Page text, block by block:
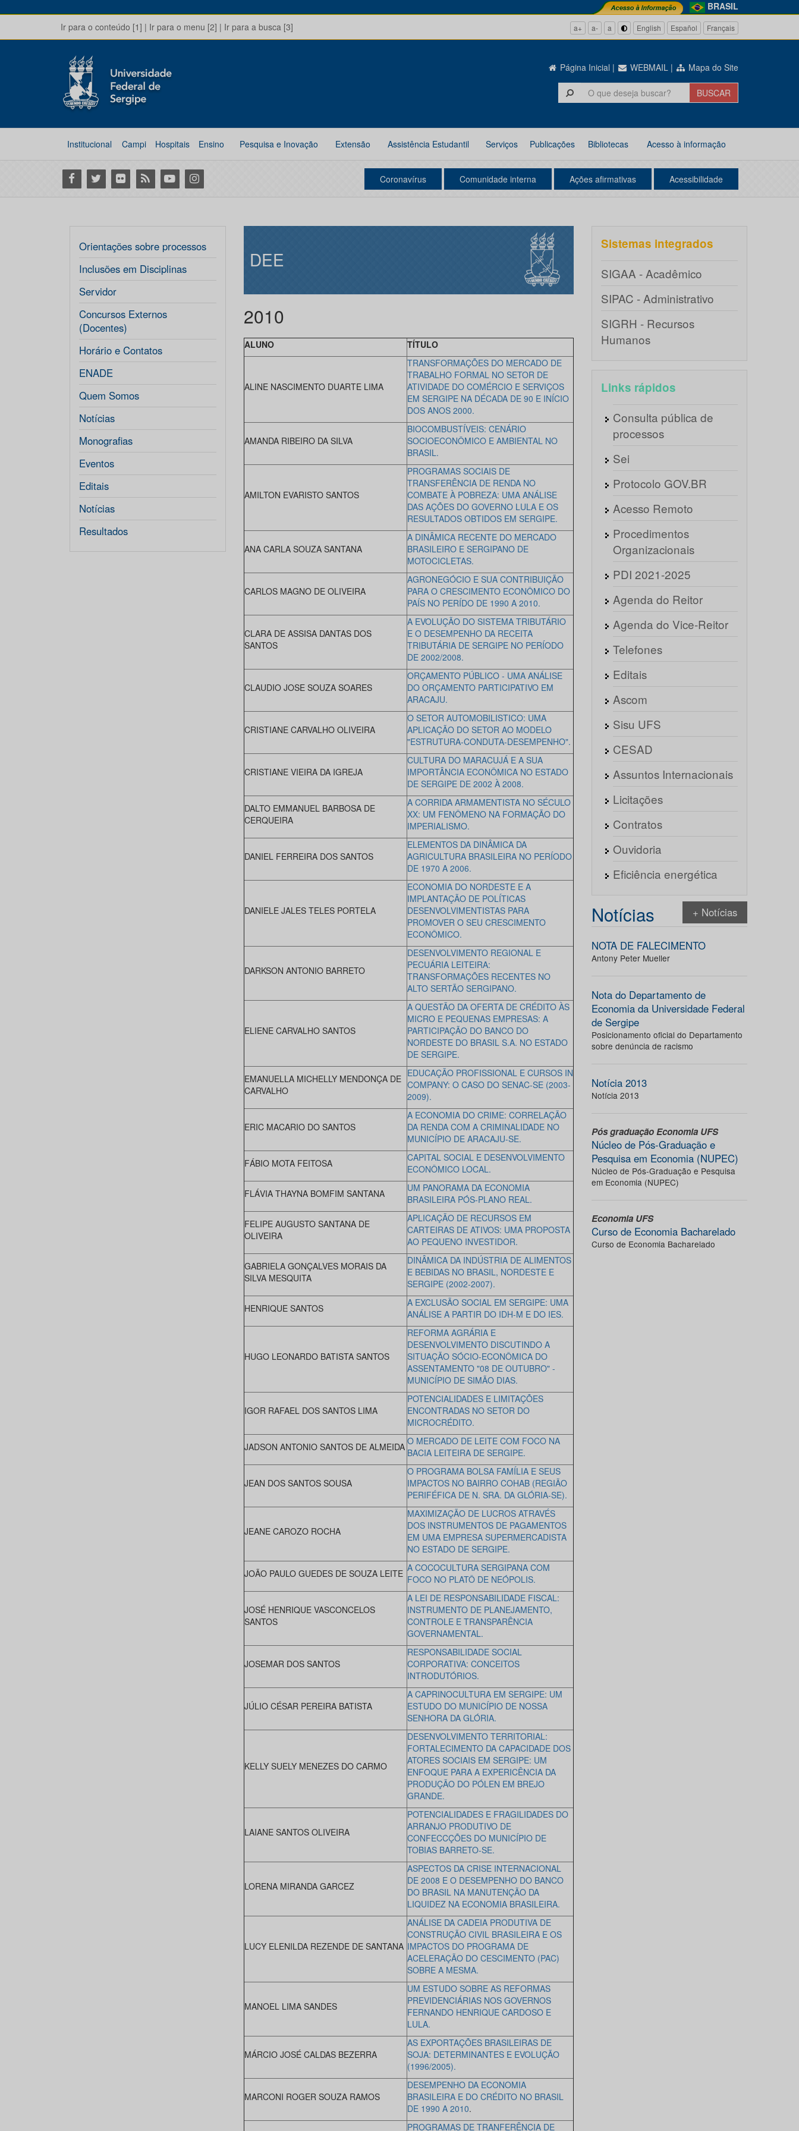
BRASIL
Ir para o conteúdo [1] | Ir para o menu [2] | Ir para a busca [3] a+ a- a English Español Français
Página Inicial | WEBMAIL | Mapa do Site
Institucional Campi Hospitais Ensino Pesquisa e Inovação Extensão Assistência Estudantil Serviços Publicações Bibliotecas Acesso à informação
Facebook
Twitter Flickr RSS YoutubeInstagram Coronavírus Comunidade interna Ações afirmativas Acessibilidade
Orientações sobre processos
Inclusões em Disciplinas
Servidor
Concursos Externos
(Docentes)
Horário e Contatos
ENADE
Quem Somos
Notícias
Monografias
Eventos
Editais
Notícias
Resultados
DEE
2010
ALUNO TÍTULO
ALINE NASCIMENTO DUARTE LIMA
TRANSFORMAÇÕES DO MERCADO DE
TRABALHO FORMAL NO SETOR DE
ATIVIDADE DO COMÉRCIO E SERVIÇOS
EM SERGIPE NA DÉCADA DE 90 E INÍCIO
DOS ANOS 2000.
AMANDA RIBEIRO DA SILVA
BIOCOMBUSTÍVEIS: CENÁRIO
SOCIOECONÔMICO E AMBIENTAL NO
BRASIL.
AMILTON EVARISTO SANTOS
PROGRAMAS SOCIAIS DE
TRANSFERÊNCIA DE RENDA NO
COMBATE À POBREZA: UMA ANÁLISE
DAS AÇÕES DO GOVERNO LULA E OS
RESULTADOS OBTIDOS EM SERGIPE.
ANA CARLA SOUZA SANTANA
A DINÂMICA RECENTE DO MERCADO
BRASILEIRO E SERGIPANO DE
MOTOCICLETAS.
CARLOS MAGNO DE OLIVEIRA
AGRONEGÓCIO E SUA CONTRIBUIÇÃO
PARA O CRESCIMENTO ECONÔMICO DO
PAÍS NO PERÍDO DE 1990 A 2010.
CLARA DE ASSISA DANTAS DOS
SANTOS
A EVOLUÇÃO DO SISTEMA TRIBUTÁRIO
E O DESEMPENHO DA RECEITA
TRIBUTÁRIA DE SERGIPE NO PERÍODO
DE 2002/2008.
CLAUDIO JOSE SOUZA SOARES
ORÇAMENTO PÚBLICO - UMA ANÁLISE
DO ORÇAMENTO PARTICIPATIVO EM
ARACAJU.
CRISTIANE CARVALHO OLIVEIRA
O SETOR AUTOMOBILISTICO: UMA
APLICAÇÃO DO SETOR AO MODELO
"ESTRUTURA-CONDUTA-DESEMPENHO".
CRISTIANE VIEIRA DA IGREJA
CULTURA DO MARACUJÁ E A SUA
IMPORTÂNCIA ECONÔMICA NO ESTADO
DE SERGIPE DE 2002 À 2008.
DALTO EMMANUEL BARBOSA DE
CERQUEIRA
A CORRIDA ARMAMENTISTA NO SÉCULO
XX: UM FENÔMENO NA FORMAÇÃO DO
IMPERIALISMO.
DANIEL FERREIRA DOS SANTOS
ELEMENTOS DA DINÂMICA DA
AGRICULTURA BRASILEIRA NO PERÍODO
DE 1970 A 2006.
DANIELE JALES TELES PORTELA
ECONOMIA DO NORDESTE E A
IMPLANTAÇÃO DE POLÍTICAS
DESENVOLVIMENTISTAS PARA
PROMOVER O SEU CRESCIMENTO
ECONÔMICO.
DARKSON ANTONIO BARRETO
DESENVOLVIMENTO REGIONAL E
PECUÁRIA LEITEIRA:
TRANSFORMAÇÕES RECENTES NO
ALTO SERTÃO SERGIPANO.
ELIENE CARVALHO SANTOS
A QUESTÃO DA OFERTA DE CRÉDITO ÀS
MICRO E PEQUENAS EMPRESAS: A
PARTICIPAÇÃO DO BANCO DO
NORDESTE DO BRASIL S.A. NO ESTADO
DE SERGIPE.
EMANUELLA MICHELLY MENDONÇA DE
CARVALHO
EDUCAÇÃO PROFISSIONAL E CURSOS IN
COMPANY: O CASO DO SENAC-SE (2003-
2009).
ERIC MACARIO DO SANTOS
A ECONOMIA DO CRIME: CORRELAÇÃO
DA RENDA COM A CRIMINALIDADE NO
MUNICÍPIO DE ARACAJU-SE.
FÁBIO MOTA FEITOSA
CAPITAL SOCIAL E DESENVOLVIMENTO
ECONÔMICO LOCAL.
FLÁVIA THAYNA BOMFIM SANTANA
UM PANORAMA DA ECONOMIA
BRASILEIRA PÓS-PLANO REAL.
FELIPE AUGUSTO SANTANA DE
OLIVEIRA
APLICAÇÃO DE RECURSOS EM
CARTEIRAS DE ATIVOS: UMA PROPOSTA
AO PEQUENO INVESTIDOR.
GABRIELA GONÇALVES MORAIS DA
SILVA MESQUITA
DINÂMICA DA INDÚSTRIA DE ALIMENTOS
E BEBIDAS NO BRASIL, NORDESTE E
SERGIPE (2002-2007).
HENRIQUE SANTOS
A EXCLUSÃO SOCIAL EM SERGIPE: UMA
ANÁLISE A PARTIR DO IDH-M E DO IES.
HUGO LEONARDO BATISTA SANTOS
REFORMA AGRÁRIA E
DESENVOLVIMENTO DISCUTINDO A
SITUAÇÃO SÓCIO-ECONÔMICA DO
ASSENTAMENTO "08 DE OUTUBRO" -
MUNICÍPIO DE SIMÃO DIAS.
IGOR RAFAEL DOS SANTOS LIMA
POTENCIALIDADES E LIMITAÇÕES
ENCONTRADAS NO SETOR DO
MICROCRÉDITO.
JADSON ANTONIO SANTOS DE ALMEIDA O MERCADO DE LEITE COM FOCO NA
BACIA LEITEIRA DE SERGIPE.
JEAN DOS SANTOS SOUSA
O PROGRAMA BOLSA FAMÍLIA E SEUS
IMPACTOS NO BAIRRO COHAB (REGIÃO
PERIFÉFICA DE N. SRA. DA GLÓRIA-SE).
JEANE CAROZO ROCHA
MAXIMIZAÇÃO DE LUCROS ATRAVÉS
DOS INSTRUMENTOS DE PAGAMENTOS
EM UMA EMPRESA SUPERMERCADISTA
NO ESTADO DE SERGIPE.
JOÃO PAULO GUEDES DE SOUZA LEITE A COCOCULTURA SERGIPANA COM
FOCO NO PLATÔ DE NEÓPOLIS.
JOSÉ HENRIQUE VASCONCELOS
SANTOS
A LEI DE RESPONSABILIDADE FISCAL:
INSTRUMENTO DE PLANEJAMENTO,
CONTROLE E TRANSPARÊNCIA
GOVERNAMENTAL.
JOSEMAR DOS SANTOS
RESPONSABILIDADE SOCIAL
CORPORATIVA: CONCEITOS
INTRODUTÓRIOS.
JÚLIO CÉSAR PEREIRA BATISTA
A CAPRINOCULTURA EM SERGIPE: UM
ESTUDO DO MUNICÍPIO DE NOSSA
SENHORA DA GLÓRIA.
KELLY SUELY MENEZES DO CARMO
DESENVOLVIMENTO TERRITORIAL:
FORTALECIMENTO DA CAPACIDADE DOS
ATORES SOCIAIS EM SERGIPE: UM
ENFOQUE PARA A EXPERICÊNCIA DA
PRODUÇÃO DO PÓLEN EM BREJO
GRANDE.
LAIANE SANTOS OLIVEIRA
POTENCIALIDADES E FRAGILIDADES DO
ARRANJO PRODUTIVO DE
CONFECCÇÕES DO MUNICÍPIO DE
TOBIAS BARRETO-SE.
LORENA MIRANDA GARCEZ
ASPECTOS DA CRISE INTERNACIONAL
DE 2008 E O DESEMPENHO DO BANCO
DO BRASIL NA MANUTENÇÃO DA
LIQUIDEZ NA ECONOMIA BRASILEIRA.
LUCY ELENILDA REZENDE DE SANTANA
ANÁLISE DA CADEIA PRODUTIVA DE
CONSTRUÇÃO CIVIL BRASILEIRA E OS
IMPACTOS DO PROGRAMA DE
ACELERAÇÃO DO CESCIMENTO (PAC)
SOBRE A MESMA.
MANOEL LIMA SANDES
UM ESTUDO SOBRE AS REFORMAS
PREVIDENCIÁRIAS NOS GOVERNOS
FERNANDO HENRIQUE CARDOSO E
LULA.
MÁRCIO JOSÉ CALDAS BEZERRA
AS EXPORTAÇÕES BRASILEIRAS DE
SOJA: DETERMINANTES E EVOLUÇÃO
(1996/2005).
MARCONI ROGER SOUZA RAMOS
DESEMPENHO DA ECONOMIA
BRASILEIRA E DO CRÉDITO NO BRASIL
DE 1990 A 2010.
PROGRAMAS DE TRANFERÊNCIA DE
Sistemas integrados
SIGAA - Acadêmico
SIPAC - Administrativo
SIGRH - Recursos
Humanos
Links rápidos
Consulta pública de
processos
Sei
Protocolo GOV.BR
Acesso Remoto
Procedimentos
Organizacionais
PDI 2021-2025
Agenda do Reitor
Agenda do Vice-Reitor
Telefones
Editais
Ascom
Sisu UFS
CESAD
Assuntos Internacionais
Licitações
Contratos
Ouvidoria
Eficiência energética
Notícias + Notícias
NOTA DE FALECIMENTO
Antony Peter Mueller
Nota do Departamento de
Economia da Universidade Federal
de Sergipe
Posicionamento oficial do Departamento
sobre denúncia de racismo
Notícia 2013
Notícia 2013
Pós graduação Economia UFS
Núcleo de Pós-Graduação e
Pesquisa em Economia (NUPEC)
Núcleo de Pós-Graduação e Pesquisa
em Economia (NUPEC)
Economia UFS
Curso de Economia Bacharelado
Curso de Economia Bacharelado